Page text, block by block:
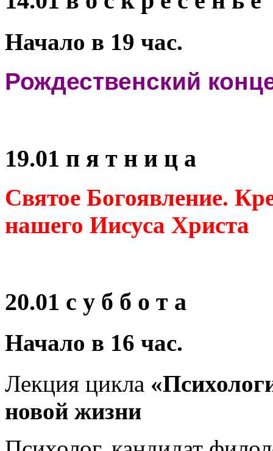
Начало в 19 час.
Рождественский
19.01 п я т н и ц а
Святое Богоявление.
нашего Иисуса Христа
20.01 с у б б о т а
Начало в 16 час.
Лекция цикла
новой жизни